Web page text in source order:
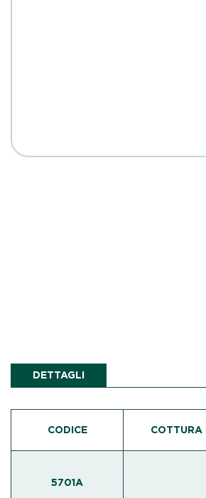
DETTAGLI
CODICE COTTURA
5701A